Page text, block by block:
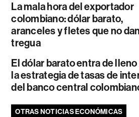
La mala hora del exportador
colombiano: dólar barato,
aranceles y fletes que no
tregua
El dólar barato entra de lleno
la estrategia de tasas de
del banco central
OTRAS NOTICIAS ECONÓMICAS